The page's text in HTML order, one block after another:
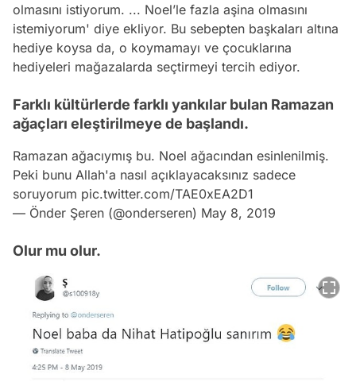
olmasını istiyorum. ... Noel’le fazla aşina olmasını
istemiyorum' diye ekliyor. Bu sebepten başkaları altına
hediye koysa da, o koymamayı ve çocuklarına
hediyeleri mağazalarda seçtirmeyi tercih ediyor.
Farklı kültürlerde farklı yankılar bulan Ramazan
ağaçları eleştirilmeye de başlandı.
Ramazan ağacıymış bu. Noel ağacından esinlenilmiş.
Peki bunu Allah'a nasıl açıklayacaksınız sadece
soruyorum pic.twitter.com/TAE0xEA2D1
— Önder Şeren (@onderseren) May 8, 2019
Olur mu olur.